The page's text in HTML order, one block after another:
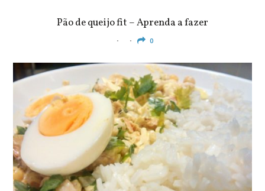
Pão de queijo fit – Aprenda a fazer
0